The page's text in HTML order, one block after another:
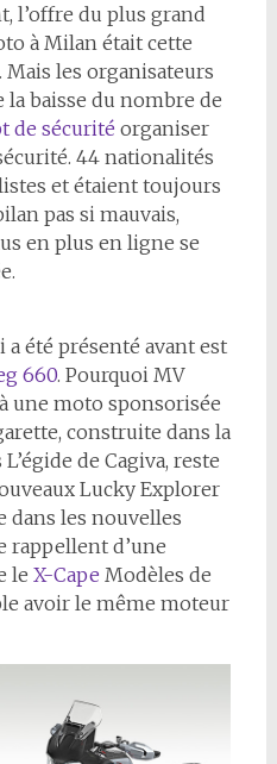
l’offre du plus grand
à Milan était cette
les organisateurs
baisse du nombre de
de sécurité organiser
44 nationalités
et étaient toujours
pas si mauvais,
en plus en ligne se
été présenté avant est
660. Pourquoi MV
une moto sponsorisée
construite dans la
de Cagiva, reste
Lucky Explorer
dans les nouvelles
rappellent d’une
le X-Cape Modèles de
avoir le même moteur